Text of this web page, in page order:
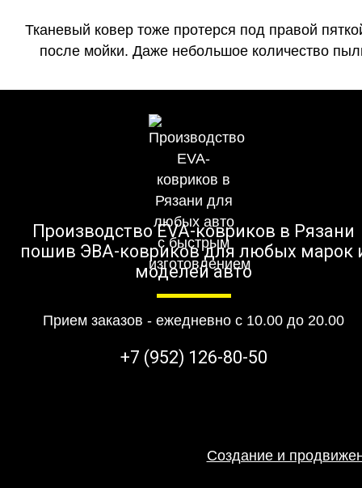
Тканевый ковер тоже протерся под правой
после мойки. Даже небольшое количество
Производство EVA-ковриков в Рязани
пошив ЭВА-ковриков для любых марок
моделей авто
Прием заказов - ежедневно с 10.00 до 20.00
+7 (952) 126-80-50
Создание и